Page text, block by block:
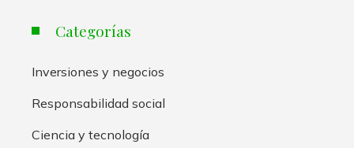
Categorías
Inversiones y negocios
Responsabilidad social
Ciencia y tecnología